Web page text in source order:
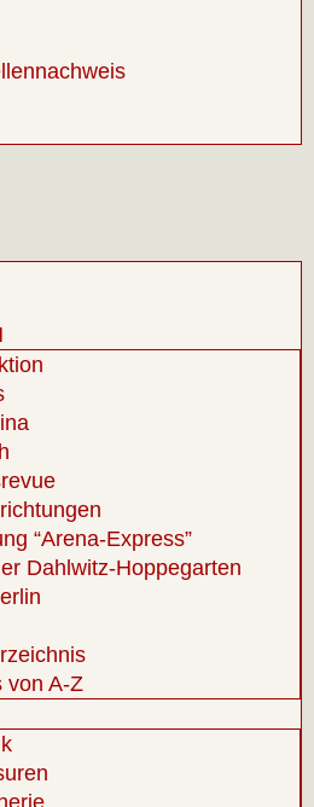
“Arena-Express”
Dahlwitz-Hoppegarten
von A-Z